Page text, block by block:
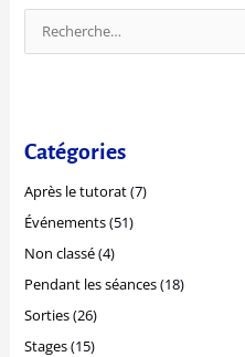
e
c
h
e
r
:
Catégories
Après le tutorat(7)
Événements(51)
Non classé(4)
Pendant les séances(18)
Sorties(26)
Stages(15)
a
é